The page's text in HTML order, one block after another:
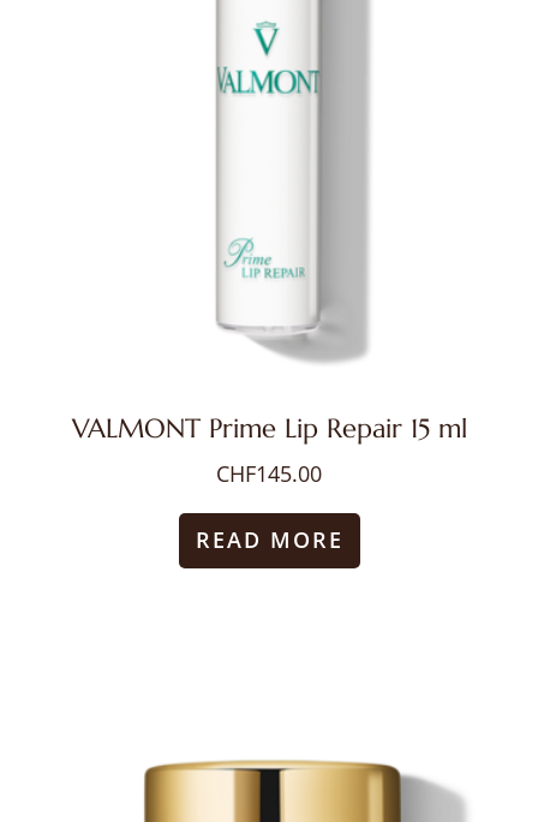
VALMONT Prime Lip Repair 15 ml
CHF145.00
READ MORE